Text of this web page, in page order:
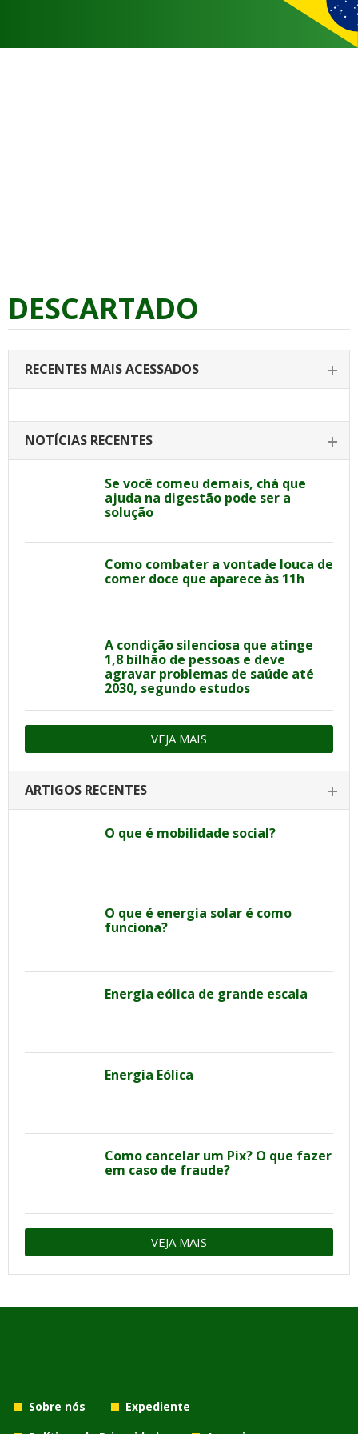
DESCARTADO
RECENTES MAIS ACESSADOS
NOTÍCIAS RECENTES
Se você comeu demais, chá que
ajuda na digestão pode ser a
solução
Como combater a vontade louca de
comer doce que aparece às 11h
A condição silenciosa que atinge
1,8 bilhão de pessoas e deve
agravar problemas de saúde até
2030, segundo estudos
VEJA MAIS
ARTIGOS RECENTES
O que é mobilidade social?
O que é energia solar é como
funciona?
Energia eólica de grande escala
Energia Eólica
Como cancelar um Pix? O que fazer
em caso de fraude?
VEJA MAIS
Sobre nós
Expediente